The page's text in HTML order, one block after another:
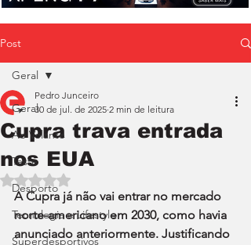
Post
Geral
Ao Volante
Teste
Desporto
Tecnologia e Lifestyle
Superdesportivos
Geral
Cupra trava entrada
nos EUA
Pedro Junceiro
30 de jul. de 2025 2 min de leitura
Avaliado com NaN de 5 estrelas.
A Cupra já não vai entrar no mercado
norte-americano em 2030, como havia
anunciado anteriormente. Justificando